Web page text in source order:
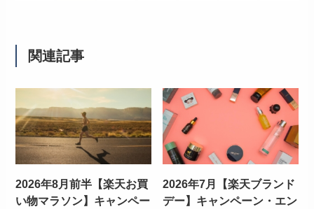
関連記事
2026年8月前半【楽天お買
い物マラソン】キャンペー
2026年7月【楽天ブランド
デー】キャンペーン・エン